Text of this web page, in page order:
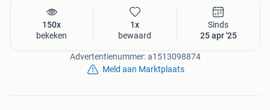
150x
bekeken
1x
bewaard
Sinds
25 apr '25
Advertentienummer: a1513098874
Meld aan Marktplaats